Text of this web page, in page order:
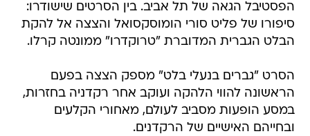
הפסטיבל הגאה של תל אביב. בין הסרטים שישודרו:
סיפורו של פליט סורי הומוסקסואל והצצה אל להקת
הבלט הגברית המדוברת "טרוקדרו" ממונטה קרלו.
הסרט "גברים בנעלי בלט" מספק הצצה בפעם
הראשונה להווי הלהקה ועוקב אחר רקדניה בחזרות,
במסע הופעות מסביב לעולם, מאחורי הקלעים
ובחייהם האישיים של הרקדנים.